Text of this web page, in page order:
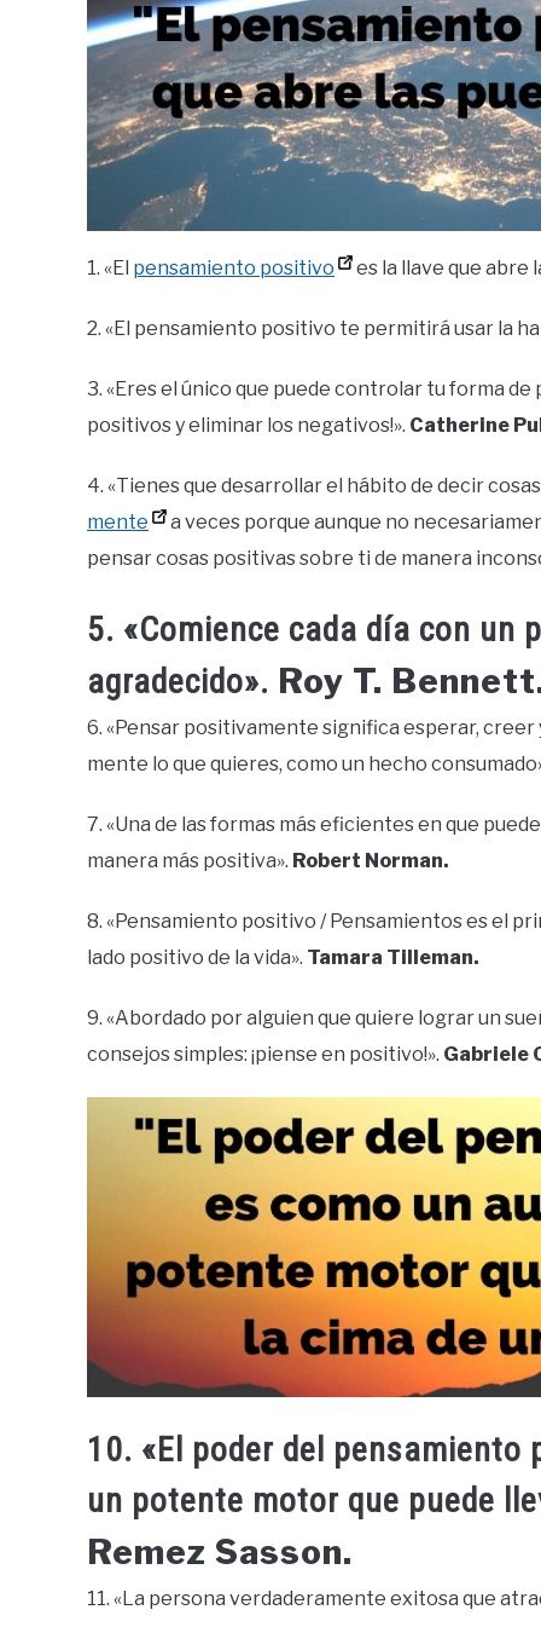
1. «El pensamiento positivo es la llave que abre
2. «El pensamiento positivo te permitirá usar la
3. «Eres el único que puede controlar tu forma
positivos y eliminar los negativos!». Catherine
4. «Tienes que desarrollar el hábito de decir
mente
a veces porque aunque no
pensar cosas positivas sobre ti de manera
5. «Comience cada día con
agradecido». Roy T.
6. «Pensar positivamente significa esperar,
mente lo que quieres, como un hecho
7. «Una de las formas más eficientes en que
manera más positiva». Robert Norman.
8. «Pensamiento positivo / Pensamientos es el
lado positivo de la vida». Tamara Tilleman.
9. «Abordado por alguien que quiere lograr un
consejos simples: ¡piense en positivo!». Gabriele
10. «El poder del
un potente motor que puede
Remez Sasson.
11. «La persona verdaderamente exitosa que